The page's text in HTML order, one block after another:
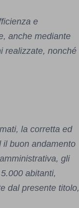
e
anche mediante
realizzate, nonché
la corretta ed
il buon andamento
gli
abitanti,
dal presente titolo,